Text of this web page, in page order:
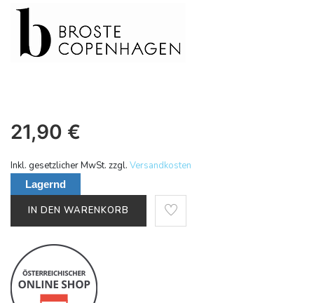
21,90 €
Inkl. gesetzlicher MwSt. zzgl. Versandkosten
Lagernd
IN DEN WARENKORB